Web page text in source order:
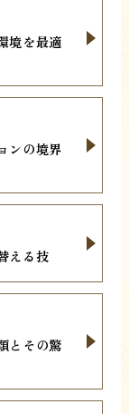
境を最適
ンの境界
える技
とその驚